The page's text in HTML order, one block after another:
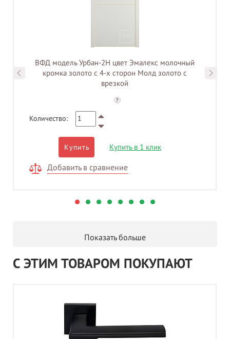
ВФД модель Урбан-2H цвет Эмалекс молочный
кромка золото c 4-х сторон Молд золото с
врезкой
?
Количество:
Купить Купить в 1 клик
Добавить в сравнение
Показать больше
С ЭТИМ ТОВАРОМ ПОКУПАЮТ